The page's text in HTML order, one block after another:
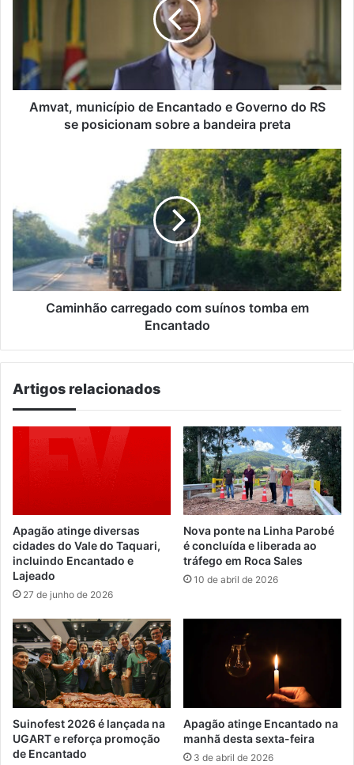
Governo
do
RS
se
posicionam
Amvat, município de Encantado e Governo do RS
se posicionam sobre a bandeira preta
suínos
tomba
em
Encantado
Caminhão carregado com suínos tomba em
Encantado
Artigos relacionados
Apagão atinge diversas
cidades do Vale do Taquari,
incluindo Encantado e
Lajeado
27 de junho de 2026
Nova ponte na Linha Parobé
é concluída e liberada ao
tráfego em Roca Sales
10 de abril de 2026
Suinofest 2026 é lançada na
UGART e reforça promoção
de Encantado
Apagão atinge Encantado na
manhã desta sexta-feira
3 de abril de 2026